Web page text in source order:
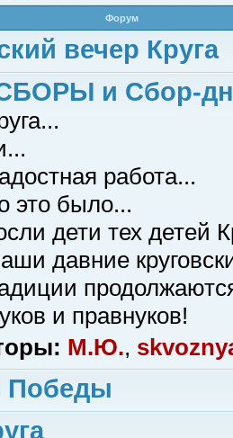
Форум
вечер Круга
и Сбор-
работа...
это было...
дети тех детей
давние
и правнуков!
М.Ю.,
Победы